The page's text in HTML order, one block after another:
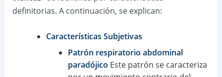
definitorias. A continuación, se explican:
Características Subjetivas
Patrón respiratorio abdominal
paradójico Este patrón se caracteriza